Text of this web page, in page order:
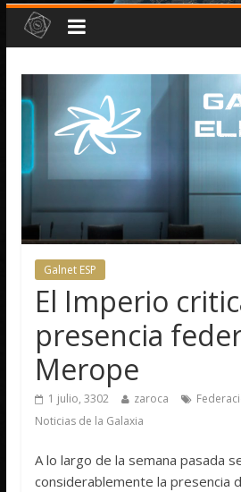
Galnet ESP
El Imperio
presencia
Merope
1 julio, 3302 zaroca
Noticias de la Galaxia
A lo largo de la semana pasada
considerablemente la presencia